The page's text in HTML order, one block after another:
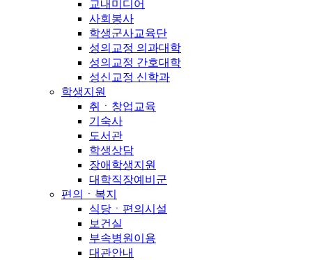
교내미디어
사회봉사
학생군사교육단
성의교정 의과대학
성의교정 간호대학
성신교정 신학과
학생지원
취ㆍ창업교육
기숙사
도서관
학생상담
장애학생지원
대학직장예비군
편의ㆍ복지
식당ㆍ편의시설
보건실
부속병원이용
대관안내